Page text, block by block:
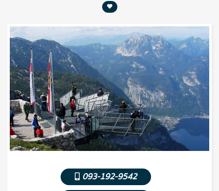
093-192-9542